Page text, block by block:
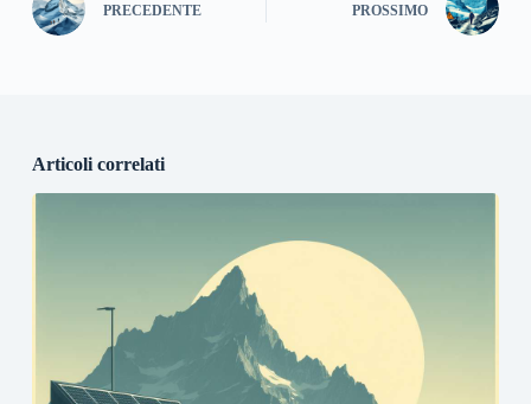
PRECEDENTE PROSSIMO
Articoli correlati